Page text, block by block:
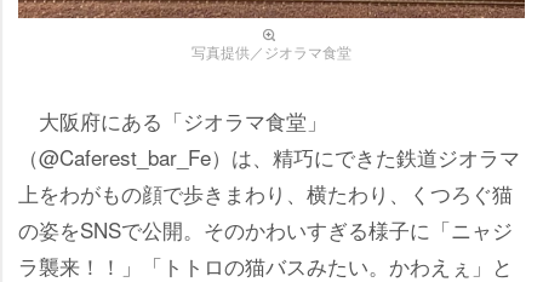
写真提供／ジオラマ食堂
大阪府にある「ジオラマ食堂」
（@Caferest_bar_Fe）は、精巧にできた鉄道ジオラマ
上をわがもの顔で歩きまわり、横たわり、くつろぐ猫
の姿をSNSで公開。そのかわいすぎる様子に「ニャジ
ラ襲来！！」「トトロの猫バスみたい。かわえぇ」と